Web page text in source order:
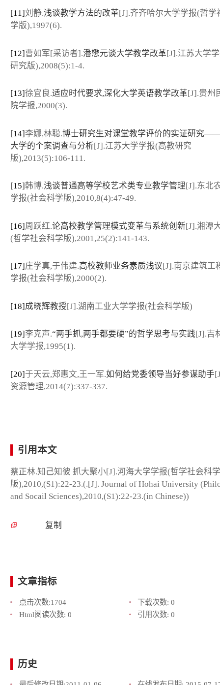
[11]刘静.浅谈教学方法的改革[J].齐齐哈尔大学学报(哲学
学版),1997(6).
[12]曹如军[采访者].潘懋元谈大学教学改革[J].江苏大学
研究版),2008(5):1-4.
[13]徐宜良.适应时代要求,深化大学英语教学改革[J].贵州
院学报,2000(3).
[14]李娜,林聪.博士研究生对课堂教学评价的实证研究
大学的个案调查与分析[J].江苏大学学报(高教研究
版),2013(5):106-111.
[15]韩博.浅谈普通高等学校艺术类专业教学管理[J].东北
学报(社会科学版),2010,8(4):47-49.
[16]周跃红.论高校教学管理模式变革与系统创新[J].湘潭
(哲学社会科学版),2001,25(2):141-143.
[17] 庄学真,于伟建.高校教师业务素质浅议 [J].南京建筑工
学报(社会科学版),2000(2).
[18]成晓辉教授[J].湖南工业大学学报(社会科学版)
[19]李克声.“两手抓,两手都要硬”的哲学思考与实践[J].吉
大学学报,1995(1).
[20]于天云,郑惠文,王一军.如何给党委领导当好参谋助手
资源管理,2014(7):337-337.
引用本文
蔡正林.知己知彼 抓大聚小[J].河海大学学报(哲学社会科学
版),2010,(S1):22-23.(.[J]. Journal of Hohai University
and Socail Sciences),2010,(S1):22-23.(in Chinese))
复制
文章指标
点击次数:1704 下载次数: 0
Html阅读次数: 0 引用次数: 0
历史